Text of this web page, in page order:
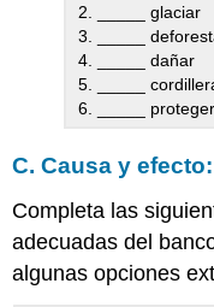
_____ glaciar
_____
_____ dañar
_____
_____ proteger
C. Causa y
Completa las
adecuadas del
algunas opciones